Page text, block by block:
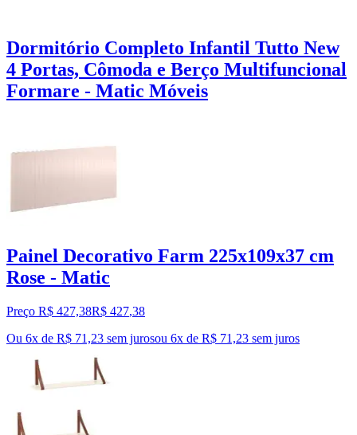
Dormitório Completo Infantil Tutto New
4 Portas, Cômoda e Berço Multifuncional
Formare - Matic Móveis
Painel Decorativo Farm 225x109x37 cm
Rose - Matic
Preço R$ 427,38R$ 427,38
Ou 6x de R$ 71,23 sem jurosou 6x de R$ 71,23 sem juros